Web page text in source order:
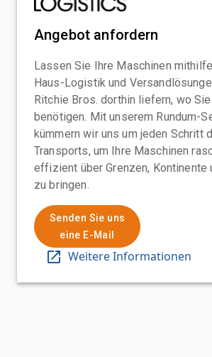
Angebot anfordern
Lassen Sie Ihre Maschinen
Haus-Logistik und
Ritchie Bros. dorthin liefern, wo
benötigen. Mit unserem Rundum-
kümmern wir uns um jeden Schritt
Transports, um Ihre Maschinen
effizient über Grenzen, Kontinente
zu bringen.
Senden Sie uns
eine E-Mail
Weitere Informationen